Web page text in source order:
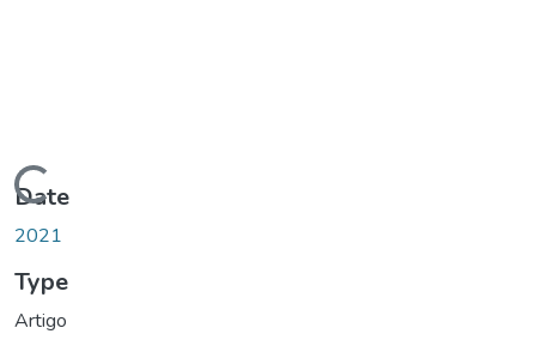
Loading...
Date
2021
Type
Artigo